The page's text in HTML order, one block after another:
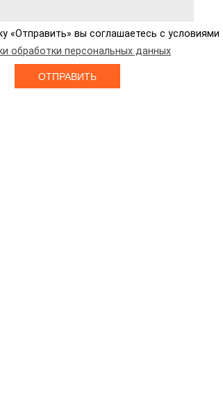
«Отправить» вы соглашаетесь с условиями
обработки персональных данных